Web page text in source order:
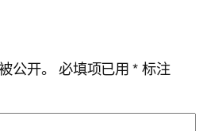
公开。 必填项已用*标注